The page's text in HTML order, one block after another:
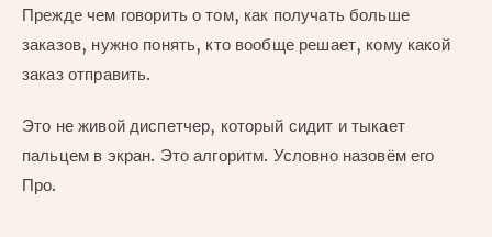
Прежде чем говорить о том, как получать больше
заказов, нужно понять, кто вообще решает, кому какой
заказ отправить.
Это не живой диспетчер, который сидит и тыкает
пальцем в экран. Это алгоритм. Условно назовём его
Про.